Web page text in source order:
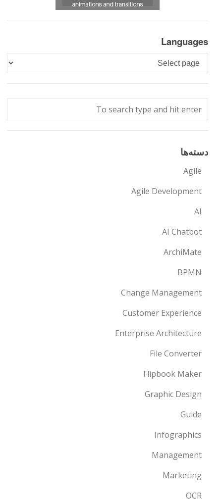
Languages
Languages
دسته‌ها
Agile
Agile Development
AI
AI Chatbot
ArchiMate
BPMN
Change Management
Customer Experience
Enterprise Architecture
File Converter
Flipbook Maker
Graphic Design
Guide
Infographics
Management
Marketing
OCR